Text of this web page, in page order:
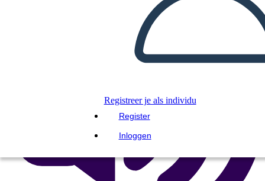
Registreer je als individu
Register
Inloggen